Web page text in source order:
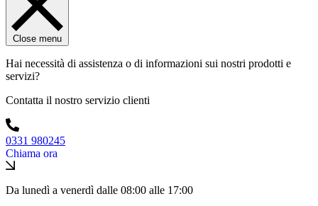
Close menu
Hai necessità di assistenza o di informazioni sui nostri prodotti e
servizi?
Contatta il nostro servizio clienti
0331 980245
Chiama ora
Da lunedì a venerdì dalle 08:00 alle 17:00